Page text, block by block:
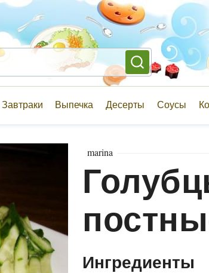
Завтраки Выпечка Десерты Соусы
marina
Ингредиенты